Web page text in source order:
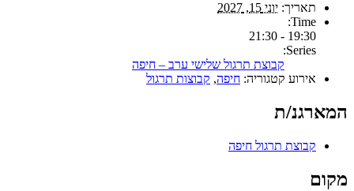
תאריך: יוני 15, 2027
Time:
19:30 - 21:30
Series:
קבוצת תרגול שלישי ערב – חיפה
אירוע קטגוריה: חיפה, קבוצות תרגול
המארגנ/ת
קבוצת תרגול חיפה
מקום